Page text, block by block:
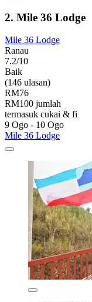
2. Mile 36 Lodge
Mile 36 Lodge
Ranau
7.2/10
Baik
(146 ulasan)
RM76
RM100 jumlah
termasuk cukai & fi
9 Ogo - 10 Ogo
Mile 36 Lodge